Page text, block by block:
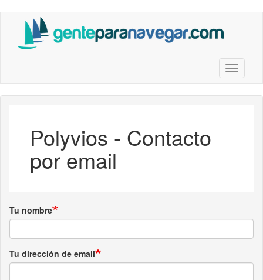
contenido
Toggle
Polyvios - Contacto
por email
Tu nombre
Tu dirección de email